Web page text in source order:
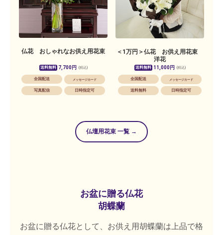
仏花 おしゃれなお供え用花束
送料無料 7,700円 (税込)
全国配送 メッセージカード
写真配信 日時指定可
＜1万円＞仏花 お供え用花束
洋花
送料無料 11,000円 (税込)
全国配送 メッセージカード
送料無料 日時指定可
仏壇用花束 一覧 →
お盆に贈る仏花
胡蝶蘭
お盆に贈る仏花として、お供え用胡蝶蘭は上品で格